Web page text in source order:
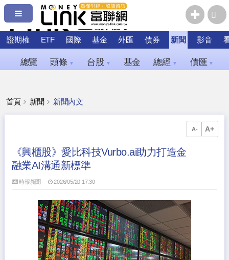
證期權 ETF 國際 基金 外匯 債券 新聞 影音
總覽 頭條 ▼ 台股 ▼ 基金 總經 ▼ 債匯 ▼
首頁 新聞 新聞內文
A- A+
《興櫃股》愛比科技Vurbo.ai助力打造金
融業AI溝通新標準
時報新聞 2026/05/20 17:30